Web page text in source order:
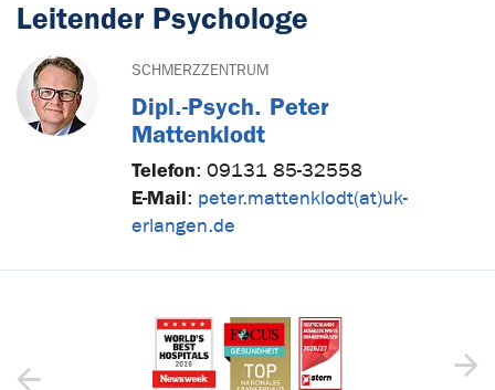
Leitender Psychologe
SCHMERZZENTRUM
Dipl.-Psych. Peter
Mattenklodt
Telefon: 09131 85-32558
E-Mail: peter.mattenklodt(at)uk-
erlangen.de